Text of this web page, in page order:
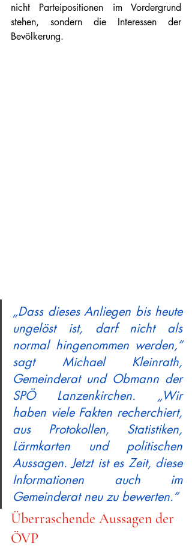
nicht Parteipositionen im Vordergrund
stehen, sondern die Interessen der
Bevölkerung.
„Dass dieses Anliegen bis heute
ungelöst ist, darf nicht als
normal hingenommen werden,“
sagt Michael Kleinrath,
Gemeinderat und Obmann der
SPÖ Lanzenkirchen. „Wir
haben viele Fakten recherchiert,
aus Protokollen, Statistiken,
Lärmkarten und politischen
Aussagen. Jetzt ist es Zeit, diese
Informationen auch im
Gemeinderat neu zu bewerten.“
Überraschende Aussagen der
ÖVP